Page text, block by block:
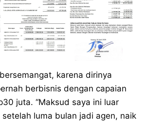
karena dirinya
berbisnis dengan capaian
juta. “Maksud saya ini luar
luma bulan jadi agen, naik